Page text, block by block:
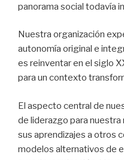
panorama social todavía
Nuestra organización
autonomía original e
es reinventar en el siglo
para un contexto
El aspecto central de
de liderazgo para nuestra
sus aprendizajes a otros
modelos alternativos de